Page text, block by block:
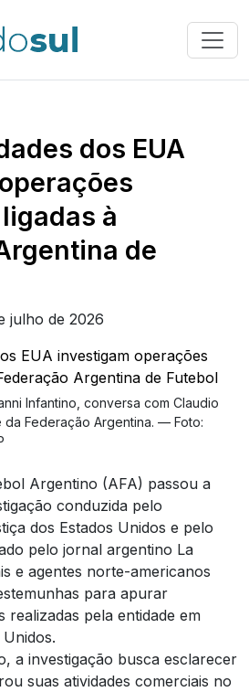
dos EUA
à
de
julho de 2026
Infantino, conversa com Claudio
Federação Argentina. — Foto:
Argentino (AFA) passou a
conduzida pelo
dos Estados Unidos e pelo
pelo jornal argentino La
e agentes norte-americanos
para apurar
realizadas pela entidade em
a investigação busca esclarecer
suas atividades comerciais no